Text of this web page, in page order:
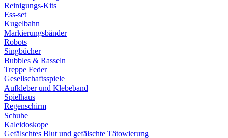
Reinigungs-Kits
Ess-set
Kugelbahn
Markierungsbänder
Robots
Singbücher
Bubbles & Rasseln
Treppe Feder
Gesellschaftsspiele
Aufkleber und Klebeband
Spielhaus
Regenschirm
Schuhe
Kaleidoskope
Gefälschtes Blut und gefälschte Tätowierung